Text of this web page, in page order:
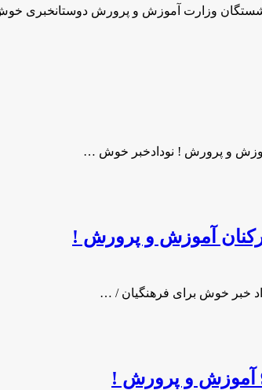
وزارت آموزش و پرورش دوستانخبری
و پرورش ! نودادخبر خوش …
آموزش و پرورش !
خبر خوش برای فرهنگیان / …